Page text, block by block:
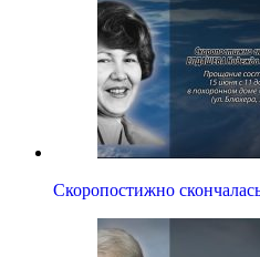
Скоропостижно